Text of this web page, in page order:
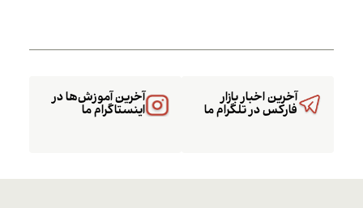
آخرین آموزش‌ها در
اینستاگرام ما
آخرین اخبار بازار
فارکس در تلگرام ما